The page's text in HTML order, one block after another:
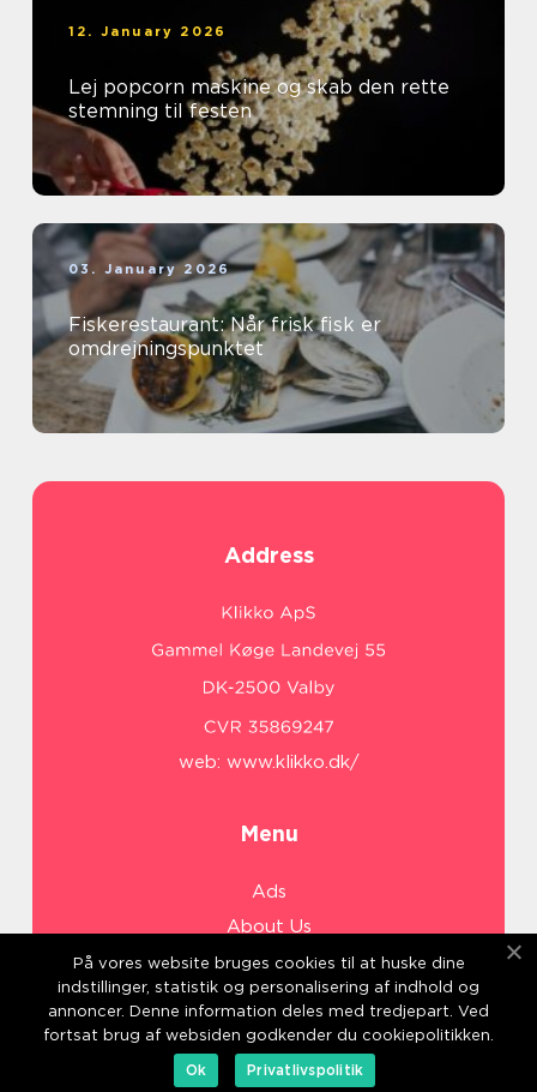
12. January 2026
Lej popcorn maskine og skab den rette
stemning til festen
03. January 2026
Fiskerestaurant: Når frisk fisk er
omdrejningspunktet
Address
web: www.klikko.dk/
Menu
Ads
About Us
Cookies
Contact
Sitemap
På vores website bruges cookies til at huske dine
indstillinger, statistik og personalisering af indhold og
annoncer. Denne information deles med tredjepart. Ved
fortsat brug af websiden godkender du cookiepolitikken.
Ok
Privatlivspolitik